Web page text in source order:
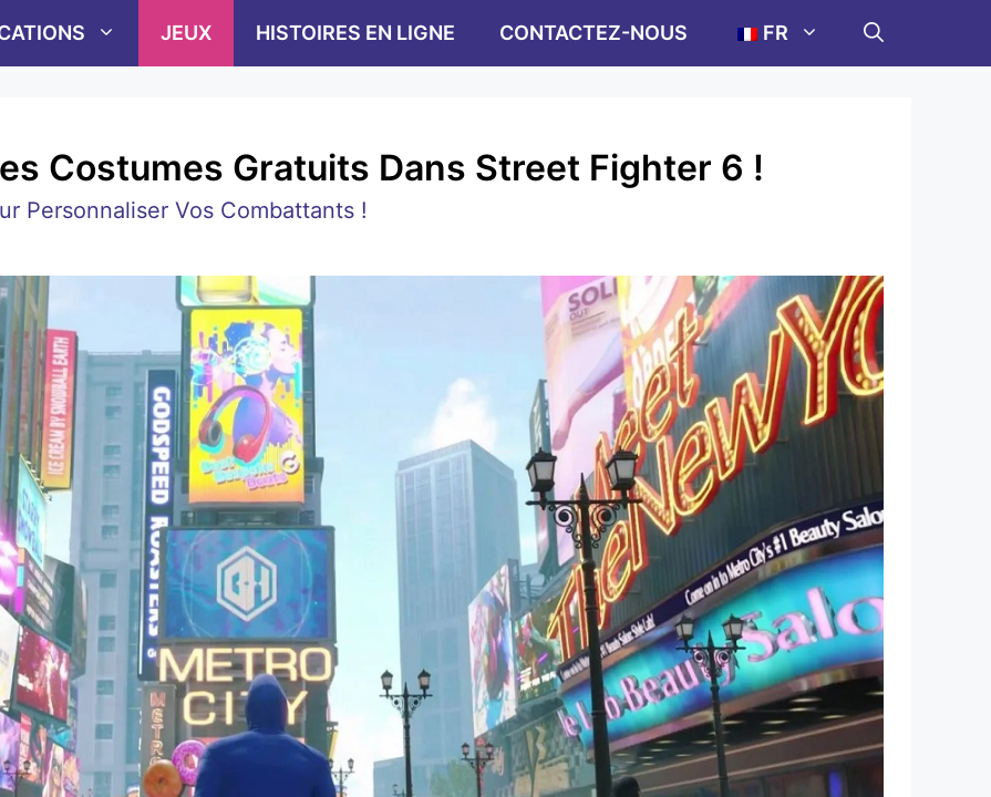
JEUX HISTOIRES EN LIGNE CONTACTEZ-NOUS FR
Costumes Gratuits Dans Street Fighter 6 !
Personnaliser Vos Combattants !